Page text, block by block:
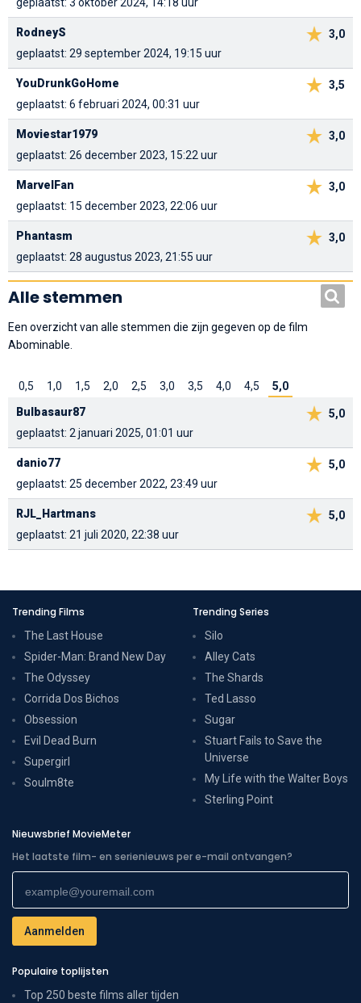
geplaatst: 3 oktober 2024, 14:18 uur
3,0
RodneyS
geplaatst: 29 september 2024, 19:15 uur
3,5
YouDrunkGoHome
geplaatst: 6 februari 2024, 00:31 uur
3,0
Moviestar1979
geplaatst: 26 december 2023, 15:22 uur
3,0
MarvelFan
geplaatst: 15 december 2023, 22:06 uur
3,0
Phantasm
geplaatst: 28 augustus 2023, 21:55 uur
Alle stemmen
Een overzicht van alle stemmen die zijn gegeven op de film
Abominable.
0,5 1,0 1,5 2,0 2,5 3,0 3,5 4,0 4,5 5,0
5,0
Bulbasaur87
geplaatst: 2 januari 2025, 01:01 uur
5,0
danio77
geplaatst: 25 december 2022, 23:49 uur
5,0
RJL_Hartmans
geplaatst: 21 juli 2020, 22:38 uur
Trending Films
The Last House
Spider-Man: Brand New Day
The Odyssey
Corrida Dos Bichos
Obsession
Evil Dead Burn
Supergirl
Soulm8te
Trending Series
Silo
Alley Cats
The Shards
Ted Lasso
Sugar
Stuart Fails to Save the
Universe
My Life with the Walter Boys
Sterling Point
Nieuwsbrief MovieMeter
Het laatste film- en serienieuws per e-mail ontvangen?
Populaire toplijsten
Top 250 beste films aller tijden